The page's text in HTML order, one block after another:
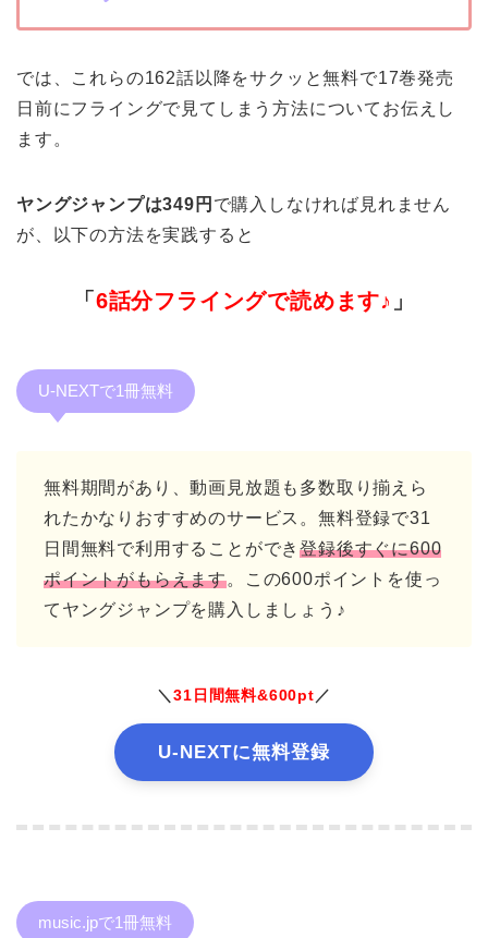
では、これらの162話以降をサクッと無料で17巻発売
日前にフライングで見てしまう方法についてお伝えし
ます。
ヤングジャンプは349円 で購入しなければ見れません
が、以下の方法を実践すると
「 6話分フライングで読めます♪ 」
U-NEXTで1冊無料
無料期間があり、動画見放題も多数取り揃えら
れたかなりおすすめのサービス。無料登録で31
日間無料で利用することができ登録後すぐに600
ポイントがもらえます。この600ポイントを使っ
てヤングジャンプを購入しましょう♪
＼31日間無料&600pt ／
U-NEXTに無料登録
music.jpで1冊無料